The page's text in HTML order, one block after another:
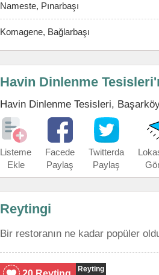
Nameste, Pınarbaşı
Komagene, Bağlarbaşı
Havin Dinlenme
Havin Dinlenme Tesisleri,
Listeme
Ekle
Facede
Paylaş
Twitterda
Paylaş
Reytingi
Bir restoranın ne kadar popüler
Reyting